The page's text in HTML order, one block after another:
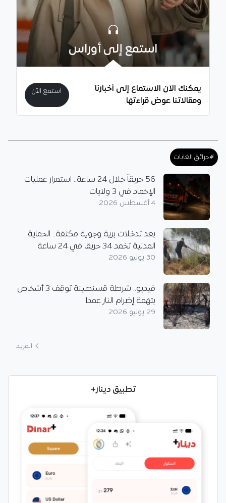
استمع إلى أوراس
يمكنك الآن الاستماع إلى أخبارنا
ومقالاتنا عوض قراءتها
استمع الآن
#حرائق الغابات
56 حريقاً خلال 24 ساعة.. استمرار عمليات
الإخماد في 3 ولايات
4 أغسطس 2026
بعد تدخلات برية وجوية مكثفة.. الحماية
المدنية تخمد 34 حريقا في 24 ساعة
30 يوليو 2026
فيديو.. شرطة قسنطينة توقف 3 أشخاص
بتهمة إضرام النار عمدا
29 يوليو 2026
المزيد
تطبيق دينار+